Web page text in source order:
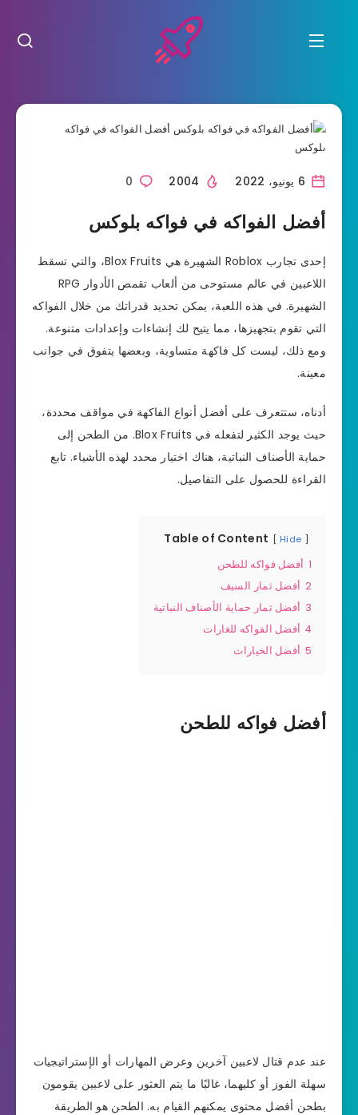
0
أفضل الفواكه في فواكه بلوكس
إحدى تجارب Roblox الشهيرة هي Blox Fruits، والتي تسقط
اللاعبين في عالم مستوحى من ألعاب تقمص الأدوار RPG
الشهيرة. في هذه اللعبة، يمكن تحديد قدراتك من خلال الفواكه
التي تقوم بتجهيزها، مما يتيح لك إنشاءات وإعدادات متنوعة.
ومع ذلك، ليست كل فاكهة متساوية، وبعضها يتفوق في جوانب
معينة.
أدناه، ستتعرف على أفضل أنواع الفاكهة في مواقف محددة،
حيث يوجد الكثير لتفعله في Blox Fruits. من الطحن إلى
حماية الأصناف النباتية، هناك اختيار محدد لهذه الأشياء. تابع
القراءة للحصول على التفاصيل.
Table of Content Hide
1 أفضل فواكه للطحن
2 أفضل ثمار السيف
3 أفضل ثمار حماية الأصناف النباتية
4 أفضل الفواكه للغارات
5 أفضل الخيارات
أفضل فواكه للطحن
عند عدم قتال لاعبين آخرين وعرض المهارات أو الإستراتيجيات
سهلة الفوز أو كليهما، غالبًا ما يتم العثور على لاعبين يقومون
بطحن أفضل محتوى يمكنهم القيام به. الطحن هو الطريقة